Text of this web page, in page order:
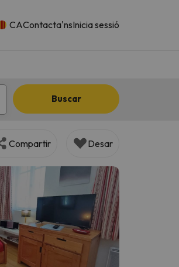
CAContacta'nsInicia sessió
Buscar
Compartir Desar